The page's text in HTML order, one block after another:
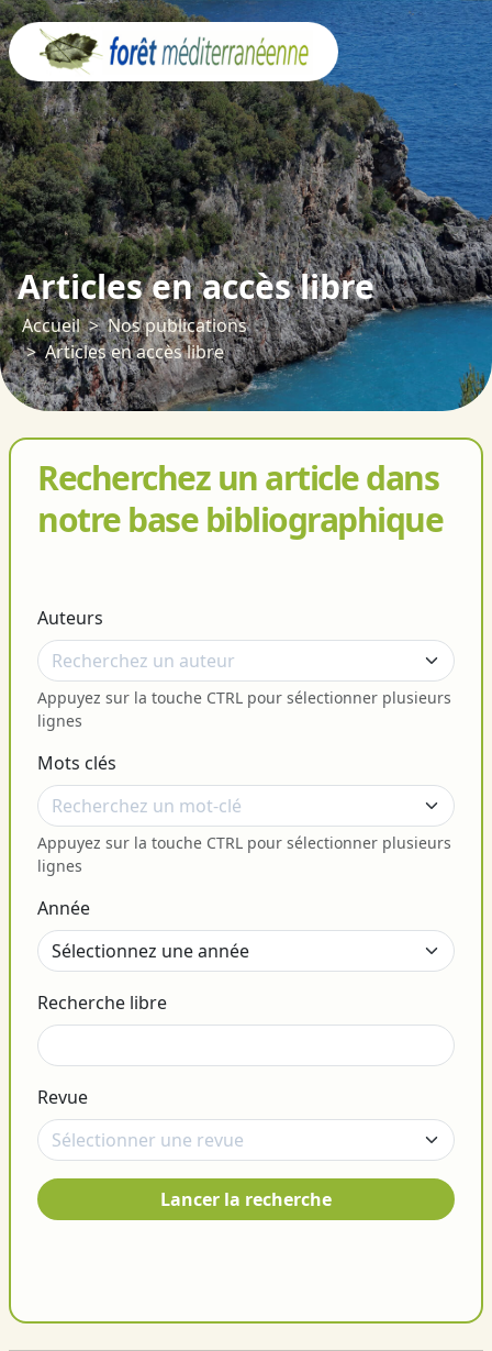
Articles en accès libre
Accueil
Nos publications
Articles en accès libre
Recherchez un article dans
notre base bibliographique
Auteurs
Appuyez sur la touche CTRL pour sélectionner plusieurs
lignes
Mots clés
Appuyez sur la touche CTRL pour sélectionner plusieurs
lignes
Année
Recherche libre
Revue
Lancer la recherche
Panneau de gestion des cookies